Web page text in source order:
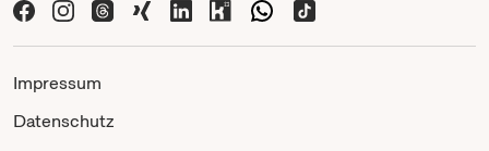
Impressum
Datenschutz